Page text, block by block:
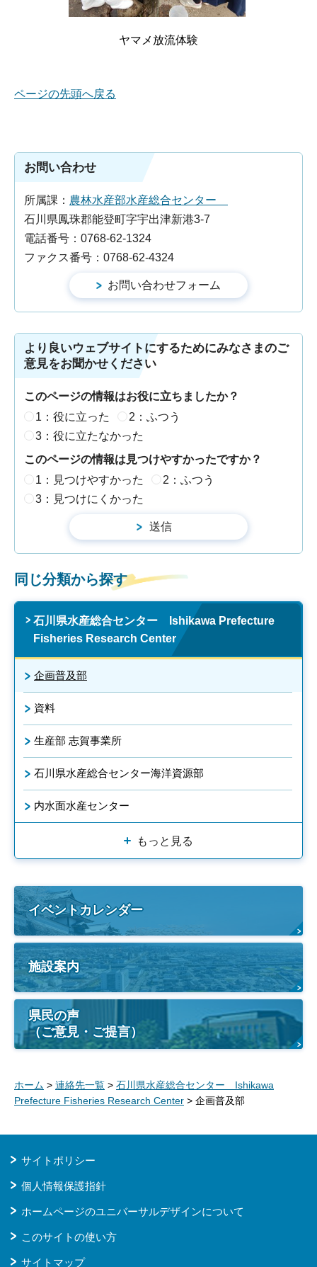
ヤマメ放流体験
ページの先頭へ戻る
お問い合わせ
所属課： 農林水産部水産総合センター
石川県鳳珠郡能登町字宇出津新港3-7
電話番号：0768-62-1324
ファクス番号：0768-62-4324
より良いウェブサイトにするためにみなさまのご
意見をお聞かせください
このページの情報はお役に立ちましたか？
1：役に立った
2：ふつう
3：役に立たなかった
このページの情報は見つけやすかったですか？
1：見つけやすかった
2：ふつう
3：見つけにくかった
同じ分類から探す
石川県水産総合センター Ishikawa Prefecture
Fisheries Research Center
企画普及部
資料
生産部 志賀事業所
石川県水産総合センター海洋資源部
内水面水産センター
もっと見る
イベントカレンダー
施設案内
県民の声
（ご意見・ご提言）
ホーム > 連絡先一覧 > 石川県水産総合センター Ishikawa
Prefecture Fisheries Research Center > 企画普及部
サイトポリシー
個人情報保護指針
ホームページのユニバーサルデザインについて
このサイトの使い方
サイトマップ